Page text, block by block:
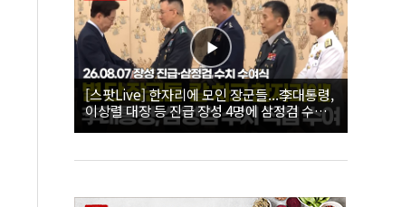
[스팟Live] 한자리에 모인 장군들...李대통령,
이상렬 대장 등 진급 장성 4명에 삼정검 수치
직접 수여｜26.08.07 장성 진급·삼정검 수치